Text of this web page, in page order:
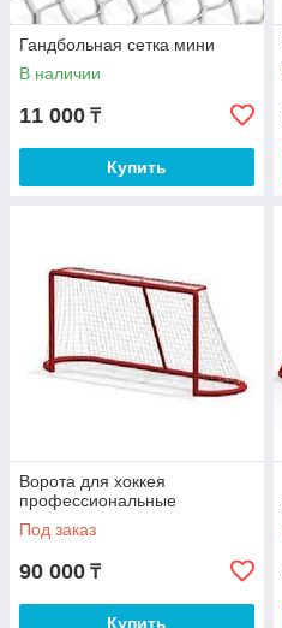
Гандбольная сетка мини
В наличии
11 000 ₸
Купить
Ворота для хоккея
профессиональные
Под заказ
90 000 ₸
Купить